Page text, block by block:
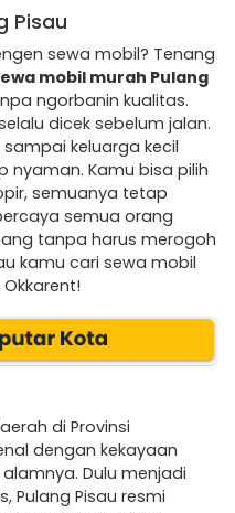
Pisau
sewa mobil? Tenang
mobil murah Pulang
ngorbanin kualitas.
dicek sebelum jalan.
keluarga kecil
Kamu bisa pilih
semuanya tetap
semua orang
tanpa harus merogoh
kamu cari sewa mobil
di Provinsi
dengan kekayaan
Dulu menjadi
Pulang Pisau resmi